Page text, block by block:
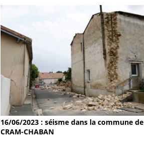
16/06/2023 : séisme dans la commune de
CRAM-CHABAN